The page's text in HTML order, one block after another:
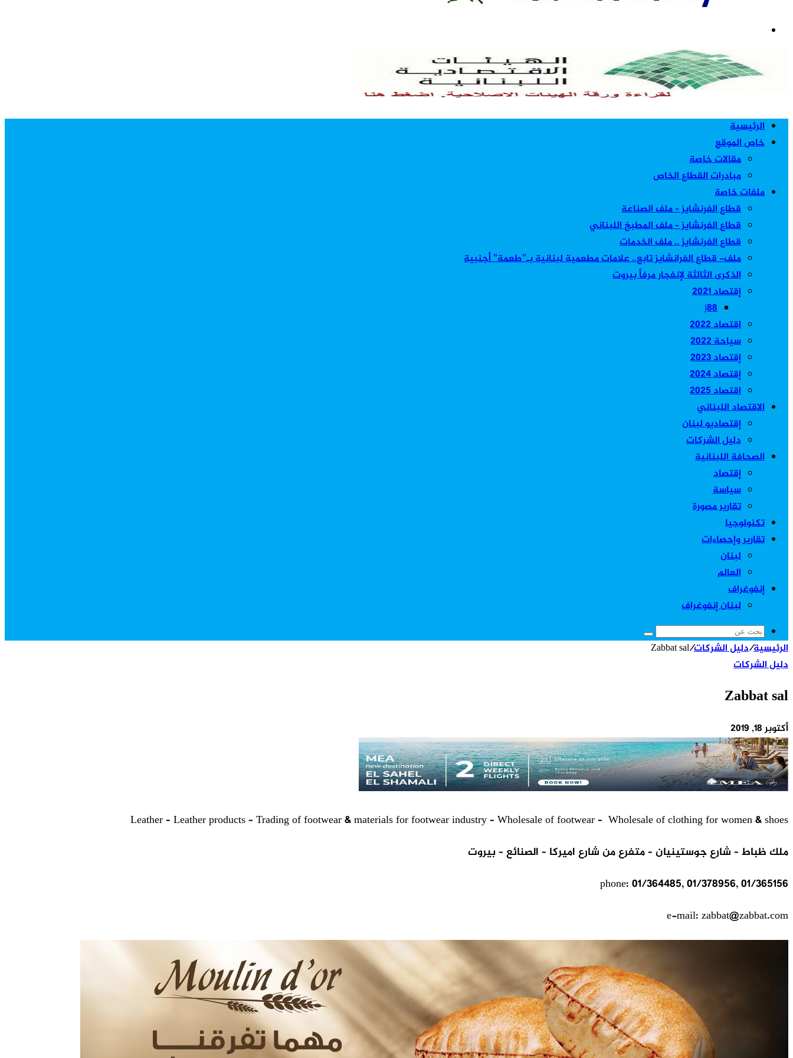
الرئيسية
خاص الموقع
مقالات خاصة
مبادرات القطاع الخاص
ملفات خاصة
قطاع الفرنشايز – ملف الصناعة
قطاع الفرنشايز – ملف المطبخ اللبناني
قطاع الفرنشايز .. ملف الخدمات
ملف- قطاع الفرانشايز تابع.. علامات مطعمية لبنانية بـ”طعمة” أجنبية
الذكرى الثالثة لإنفجار مرفأ بيروت
إقتصاد 2021
j88
اقتصاد 2022
سياحة 2022
إقتصاد 2023
إقتصاد 2024
اقتصاد 2025
الاقتصاد اللبناني
إقتصاديو لبنان
دليل الشركات
الصحافة اللبنانية
إقتصاد
سياسة
تقارير مصورة
تكنولوجيا
تقارير وإحصاءات
لبنان
العالم
إنفوغراف
لبنان إنفوغراف
بحث
الرئيسية/دليل الشركات/
Zabbat sal
دليل الشركات
Zabbat sal
أكتوبر 18, 2019
Leather – Leather products – Trading of footwear & materials for footwear industry – Wholesale of footwear – Wholesale of clothing for women & shoes
ملك ظباط – شارع جوستينيان – متفرع من شارع اميركا – الصنائع – بيروت
phone: 01/364485, 01/378956, 01/365156
e-mail: zabbat@zabbat.com